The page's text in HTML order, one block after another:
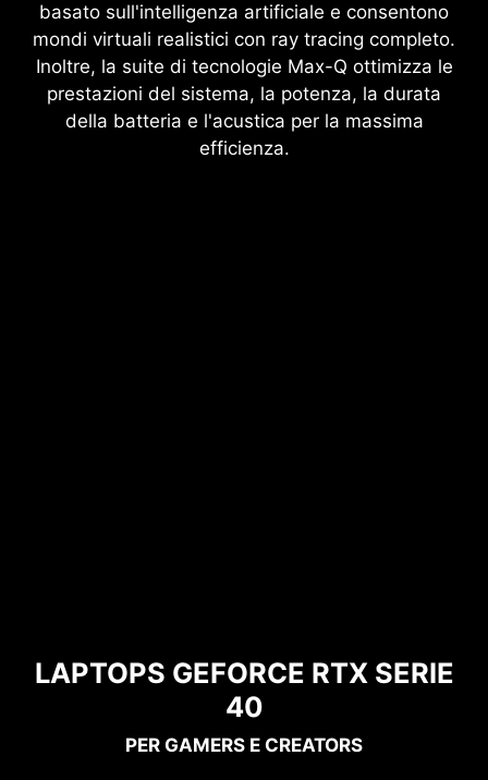
basato sull'intelligenza artificiale e consentono
mondi virtuali realistici con ray tracing completo.
Inoltre, la suite di tecnologie Max-Q ottimizza le
prestazioni del sistema, la potenza, la durata
della batteria e l'acustica per la massima
efficienza.
LAPTOPS GEFORCE RTX SERIE
40
PER GAMERS E CREATORS